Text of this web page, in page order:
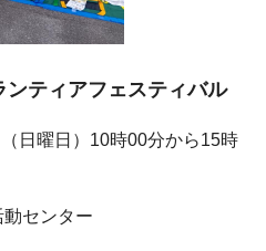
ンティアフェスティバル
日曜日）10時00分から15時
動センター